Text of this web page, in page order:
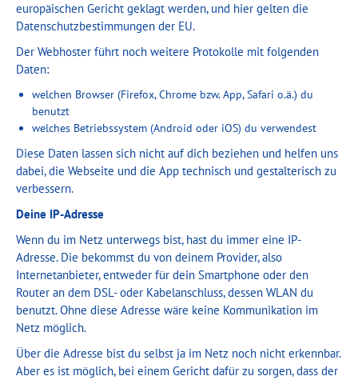
europäischen Gericht geklagt werden, und hier gelten die
Datenschutzbestimmungen der EU.
Der Webhoster führt noch weitere Protokolle mit folgenden
Daten:
welchen Browser (Firefox, Chrome bzw. App, Safari o.ä.) du
benutzt
welches Betriebssystem (Android oder iOS) du verwendest
Diese Daten lassen sich nicht auf dich beziehen und helfen uns
dabei, die Webseite und die App technisch und gestalterisch zu
verbessern.
Deine IP-Adresse
Wenn du im Netz unterwegs bist, hast du immer eine IP-
Adresse. Die bekommst du von deinem Provider, also
Internetanbieter, entweder für dein Smartphone oder den
Router an dem DSL- oder Kabelanschluss, dessen WLAN du
benutzt. Ohne diese Adresse wäre keine Kommunikation im
Netz möglich.
Über die Adresse bist du selbst ja im Netz noch nicht erkennbar.
Aber es ist möglich, bei einem Gericht dafür zu sorgen, dass der